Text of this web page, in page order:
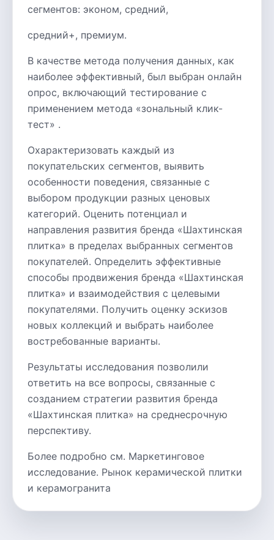
сегментов: эконом, средний,
средний+, премиум.
В качестве метода получения данных, как
наиболее эффективный, был выбран онлайн
опрос, включающий тестирование с
применением метода «зональный клик-
тест» .
Охарактеризовать каждый из
покупательских сегментов, выявить
особенности поведения, связанные с
выбором продукции разных ценовых
категорий. Оценить потенциал и
направления развития бренда «Шахтинская
плитка» в пределах выбранных сегментов
покупателей. Определить эффективные
способы продвижения бренда «Шахтинская
плитка» и взаимодействия с целевыми
покупателями. Получить оценку эскизов
новых коллекций и выбрать наиболее
востребованные варианты.
Результаты исследования позволили
ответить на все вопросы, связанные с
созданием стратегии развития бренда
«Шахтинская плитка» на среднесрочную
перспективу.
Более подробно см. Маркетинговое
исследование. Рынок керамической плитки
и керамогранита